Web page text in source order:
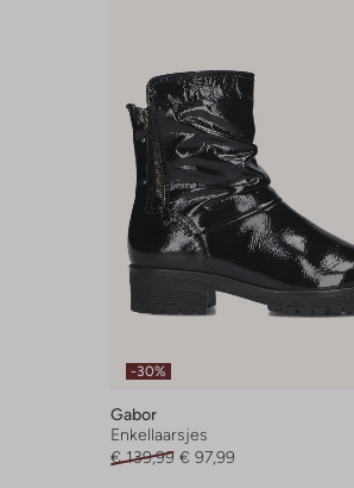
-30%
Gabor
Enkellaarsjes
€ 139,99 € 97,99